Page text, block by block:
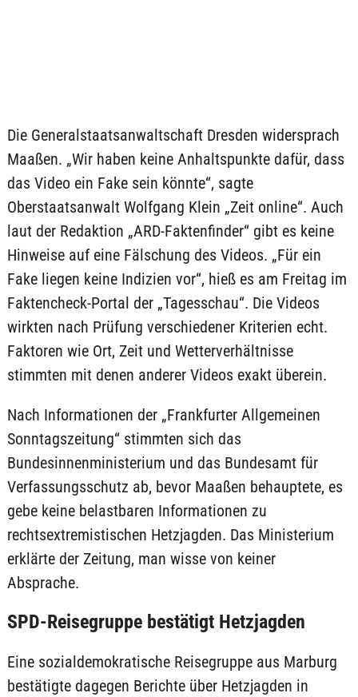
Die Generalstaatsanwaltschaft Dresden widersprach
Maaßen. „Wir haben keine Anhaltspunkte dafür, dass
das Video ein Fake sein könnte“, sagte
Oberstaatsanwalt Wolfgang Klein „Zeit online“. Auch
laut der Redaktion „ARD-Faktenfinder“ gibt es keine
Hinweise auf eine Fälschung des Videos. „Für ein
Fake liegen keine Indizien vor“, hieß es am Freitag im
Faktencheck-Portal der „Tagesschau“. Die Videos
wirkten nach Prüfung verschiedener Kriterien echt.
Faktoren wie Ort, Zeit und Wetterverhältnisse
stimmten mit denen anderer Videos exakt überein.
Nach Informationen der „Frankfurter Allgemeinen
Sonntagszeitung“ stimmten sich das
Bundesinnenministerium und das Bundesamt für
Verfassungsschutz ab, bevor Maaßen behauptete, es
gebe keine belastbaren Informationen zu
rechtsextremistischen Hetzjagden. Das Ministerium
erklärte der Zeitung, man wisse von keiner
Absprache.
SPD-Reisegruppe bestätigt Hetzjagden
Eine sozialdemokratische Reisegruppe aus Marburg
bestätigte dagegen Berichte über Hetzjagden in